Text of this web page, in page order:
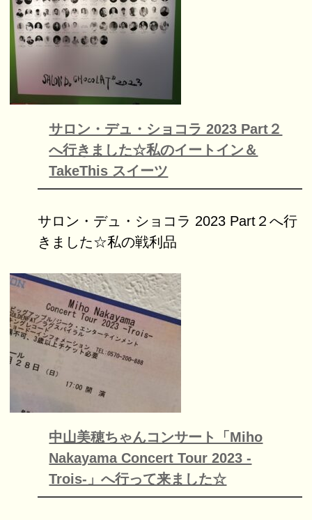
サロン・デュ・ショコラ 2023 Part２
へ行きました☆私のイートイン＆
TakeThis スイーツ
サロン・デュ・ショコラ 2023 Part２へ行
きました☆私の戦利品
中山美穂ちゃんコンサート「Miho
Nakayama Concert Tour 2023 -
Trois-」へ行って来ました☆